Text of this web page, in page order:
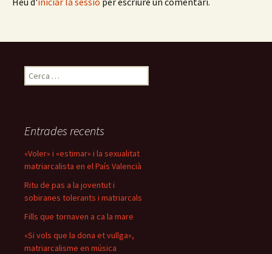
Cerca:
Entrades recents
«Voler» i «estimar» i la sexualitat
matriarcalista en el País Valencià
Ritu de pas a la joventut i
sobiranes tolerants i matriarcals
Fills que tornaven a ca la mare
«Si vols que la dona et vullga»,
matriarcalisme en música